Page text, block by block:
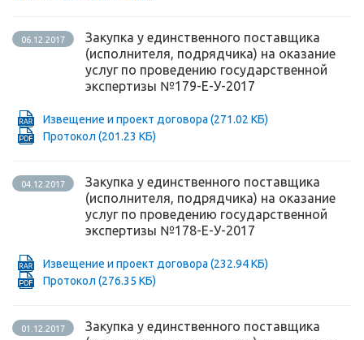
06.12.2017
Закупка у единственного поставщика
(исполнителя, подрядчика) на оказание
услуг по проведению государственной
экспертизы №179-Е-У-2017
Извещение и проект договора (271.02 КБ)
Протокол (201.23 КБ)
04.12.2017
Закупка у единственного поставщика
(исполнителя, подрядчика) на оказание
услуг по проведению государственной
экспертизы №178-Е-У-2017
Извещение и проект договора (232.94 КБ)
Протокол (276.35 КБ)
01.12.2017
Закупка у единственного поставщика